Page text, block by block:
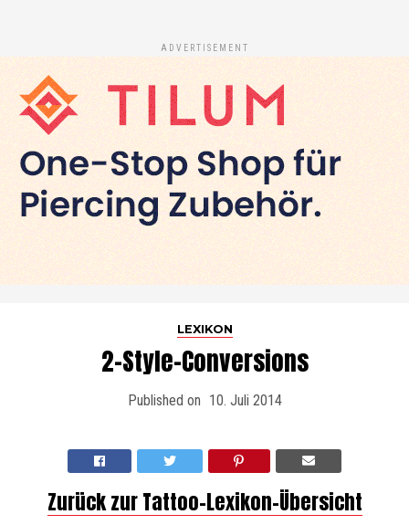
ADVERTISEMENT
LEXIKON
2-Style-Conversions
Published on 10. Juli 2014
Zurück zur Tattoo-Lexikon-Übersicht